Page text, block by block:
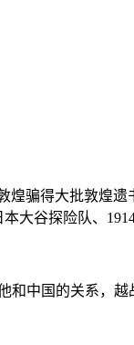
骗得大批敦煌
谷探险队、
和中国的关系，